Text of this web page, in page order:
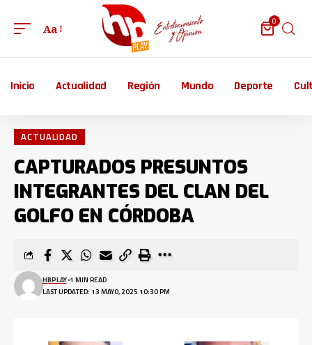
Aa
0
Inicio Actualidad Región Mundo Deporte
ACTUALIDAD
CAPTURADOS PRESUNTOS
INTEGRANTES DEL CLAN DEL
GOLFO EN CÓRDOBA
LAST UPDATED: 13 MAYO, 2025 10:30 PM
HBPLAY 1 MIN READ